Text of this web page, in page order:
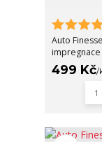
Auto
impregnace
499 Kč/